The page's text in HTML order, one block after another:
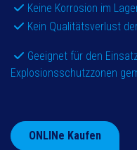
Keine Korrosion im
Kein Qualitätsverlust
Geeignet für den
Explosionsschutzzonen
ONLINe Kaufen